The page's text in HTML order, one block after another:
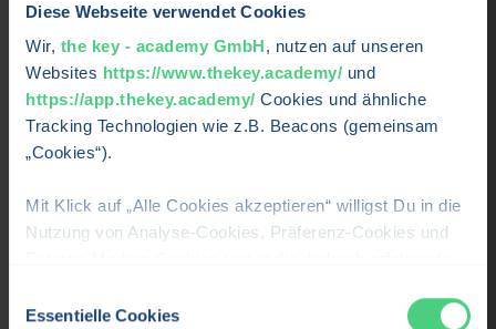
Diese Webseite verwendet Cookies
Wir, the key - academy GmbH, nutzen auf unseren
Websites https://www.thekey.academy/ und
https://app.thekey.academy/ Cookies und ähnliche
Tracking Technologien wie z.B. Beacons (gemeinsam
„Cookies“).
Mit Klick auf „Alle Cookies akzeptieren“ willigst Du in die
Nutzung von Analyse-Cookies, Präferenz-Cookies und
oben beschriebenen Zwecken durch uns oder Dritte, wie
Essentielle Cookies
Frühjahrsmüdigkeit überwinden: Dein Neustart
im Frühling
Zwischen Februar und April fühlen sich viele Menschen
abgeschlagen, antriebslos oder dauerhaft erschöpft –
trotz ausreichend Schlaf.